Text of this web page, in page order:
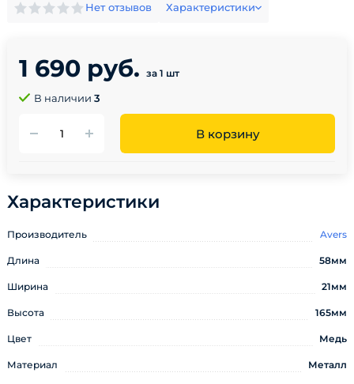
Нет отзывов Характеристики
1 690 руб. за 1 шт
В наличии 3
В корзину
Характеристики
Производитель Avers
Длина 58мм
Ширина 21мм
Высота 165мм
Цвет Медь
Материал Металл